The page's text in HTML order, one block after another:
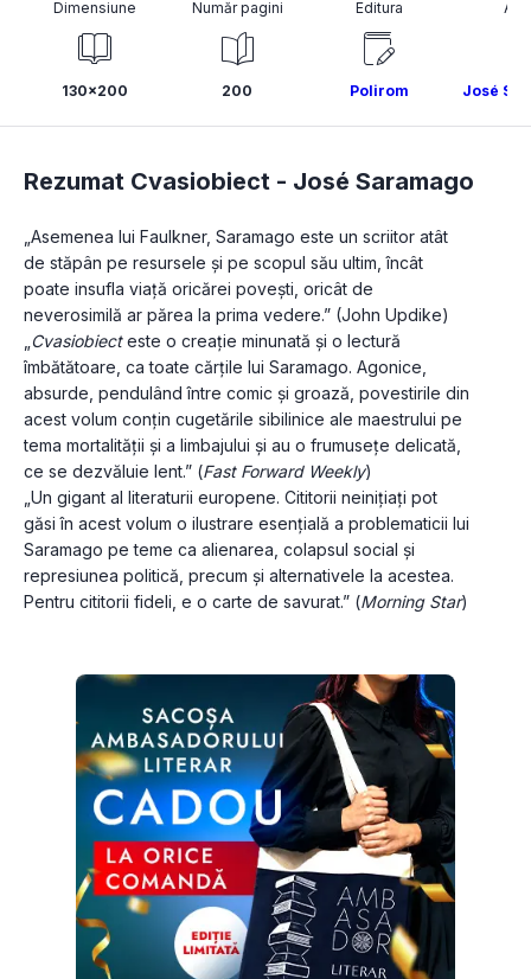
Dimensiune
130x200
Număr pagini
200
Editura
Polirom José
Rezumat Cvasiobiect - José Saramago
„Asemenea lui Faulkner, Saramago este un scriitor atât
de stăpân pe resursele și pe scopul său ultim, încât
poate insufla viață oricărei povești, oricât de
neverosimilă ar părea la prima vedere.” (John Updike)
Cvasiobiect este o creație minunată și o lectură
îmbătătoare, ca toate cărțile lui Saramago. Agonice,
absurde, pendulând între comic și groază, povestirile din
acest volum conțin cugetările sibilinice ale maestrului pe
tema mortalității și a limbajului și au o frumusețe delicată,
ce se dezvăluie lent.” (Fast Forward Weekly)
„Un gigant al literaturii europene. Cititorii neinițiați pot
găsi în acest volum o ilustrare esențială a problematicii lui
Saramago pe teme ca alienarea, colapsul social și
represiunea politică, precum și alternativele la acestea.
Pentru cititorii fideli, e o carte de savurat.” (Morning Star)